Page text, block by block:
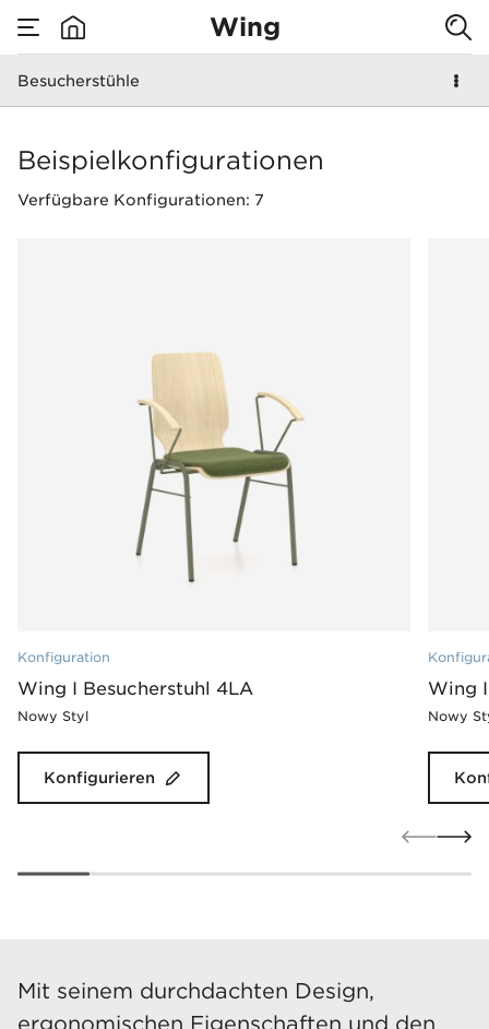
Wing
Besucherstühle
Besucherstühle
Beispielkonfigurationen
Verfügbare Konfigurationen: 7
Konfiguration
Wing I Besucherstuhl 4LA
Nowy Styl
Konfigurieren
Wing
Nowy
Mit seinem durchdachten Design,
ergonomischen Eigenschaften und den